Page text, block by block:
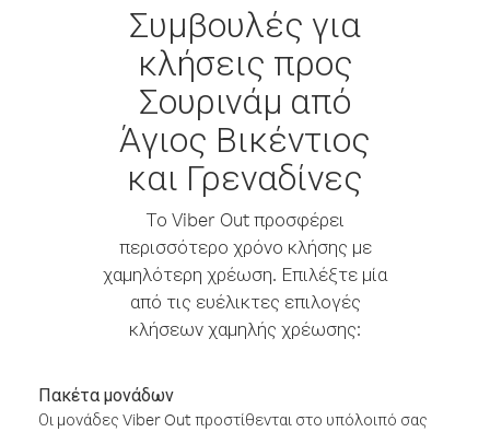
Συμβουλές για
κλήσεις προς
Σουρινάμ από
Άγιος Βικέντιος
και Γρεναδίνες
Το Viber Out προσφέρει
περισσότερο χρόνο κλήσης με
χαμηλότερη χρέωση. Επιλέξτε μία
από τις ευέλικτες επιλογές
κλήσεων χαμηλής χρέωσης:
Πακέτα μονάδων
Οι μονάδες Viber Out προστίθενται στο υπόλοιπό σας